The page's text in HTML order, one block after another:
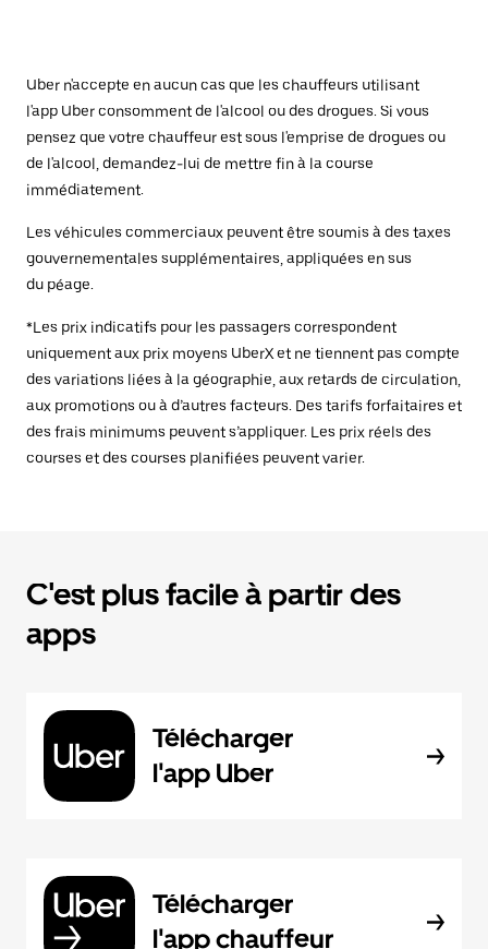
Uber n'accepte en aucun cas que les chauffeurs utilisant
l'app Uber consomment de l'alcool ou des drogues. Si vous
pensez que votre chauffeur est sous l'emprise de drogues ou
de l'alcool, demandez-lui de mettre fin à la course
immédiatement.
Les véhicules commerciaux peuvent être soumis à des taxes
gouvernementales supplémentaires, appliquées en sus
du péage.
*Les prix indicatifs pour les passagers correspondent
uniquement aux prix moyens UberX et ne tiennent pas compte
des variations liées à la géographie, aux retards de circulation,
aux promotions ou à d’autres facteurs. Des tarifs forfaitaires et
des frais minimums peuvent s’appliquer. Les prix réels des
courses et des courses planifiées peuvent varier.
C'est plus facile à partir des
apps
Télécharger
l'app Uber
Télécharger
l'app chauffeur